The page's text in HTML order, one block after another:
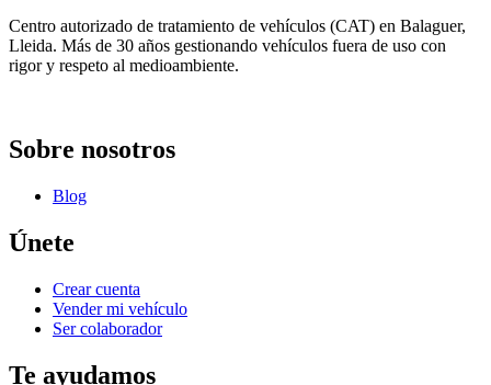
Centro autorizado de tratamiento de vehículos (CAT) en Balaguer,
Lleida. Más de 30 años gestionando vehículos fuera de uso con
rigor y respeto al medioambiente.
Sobre nosotros
Blog
Únete
Crear cuenta
Vender mi vehículo
Ser colaborador
Te ayudamos